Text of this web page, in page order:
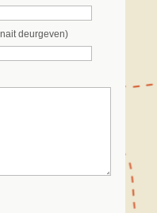
deurgeven)